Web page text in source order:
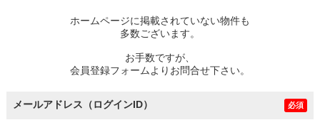
ホームページに掲載されていない物件も
多数ございます。
お手数ですが、
会員登録フォームよりお問合せ下さい。
メールアドレス（ログインID） 必須